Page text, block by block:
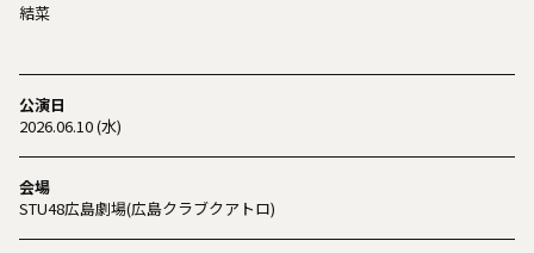
結菜
公演日
2026.06.10 (水)
会場
STU48広島劇場(広島クラブクアトロ)